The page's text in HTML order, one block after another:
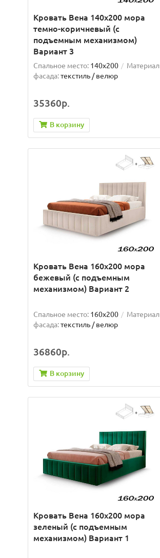
Кровать Вена 140х200 мора
темно-коричневый (с
подъемным механизмом)
Вариант 3
Спальное место: 140x200
Материал
фасада:текстиль / велюр
35360р.
В корзину
Кровать Вена 160х200 мора
бежевый (с подъемным
механизмом) Вариант 2
Спальное место: 160x200
Материал
фасада:текстиль / велюр
36860р.
В корзину
Кровать Вена 160х200 мора
зеленый (с подъемным
механизмом) Вариант 1